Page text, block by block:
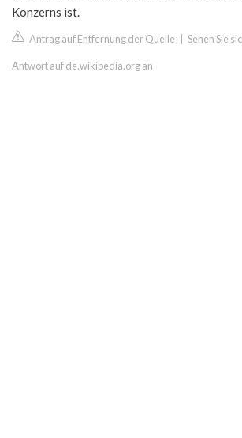
Konzerns ist.
Antrag auf Entfernung der Quelle Sehen Sie
Antwort auf de.wikipedia.org an